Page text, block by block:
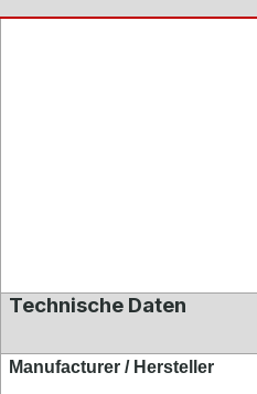
Technische Daten
Manufacturer / Hersteller